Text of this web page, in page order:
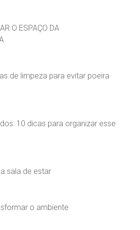
O ESPAÇO DA
de limpeza para evitar poeira
10 dicas para organizar esse
sala de estar
o ambiente